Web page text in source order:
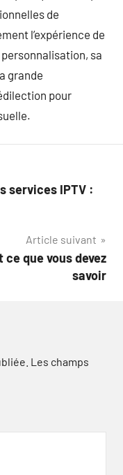
de
l’expérience de
sa
grande
pour
services IPTV :
Article suivant
ce que vous devez
savoir
Les champs